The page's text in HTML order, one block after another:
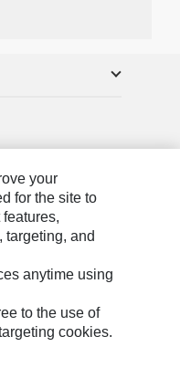
your
for the site to
targeting, and
anytime using
to the use of
cookies.